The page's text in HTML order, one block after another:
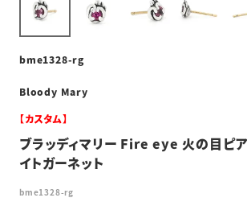
bme1328-rg
Bloody Mary
【カスタム】
ブラッディマリー Fire eye 火の目ピ
イトガーネット
bme1328-rg